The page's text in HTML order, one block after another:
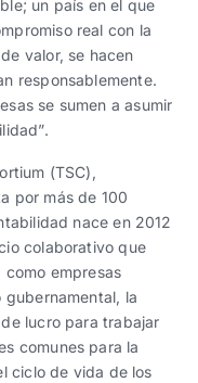
un país en el que
real con la
valor, se hacen
responsablemente.
se sumen a asumir
(TSC),
por más de 100
nace en 2012
colaborativo que
empresas
la
lucro para trabajar
comunes para la
ciclo de vida de los